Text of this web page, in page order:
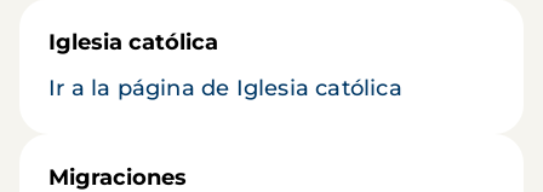
Iglesia católica
Ir a la página de Iglesia católica
Migraciones